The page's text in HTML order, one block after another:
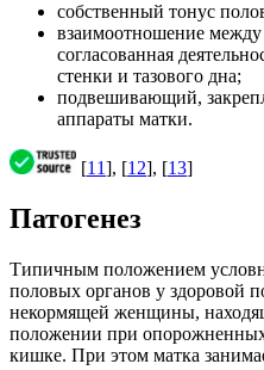
собственный тонус
взаимоотношение
согласованная
стенки и тазового дна;
подвешивающий,
аппараты матки.
[11], [12], [13]
Патогенез
Типичным положением
половых органов у здоровой
некормящей женщины,
положении при
кишке. При этом матка